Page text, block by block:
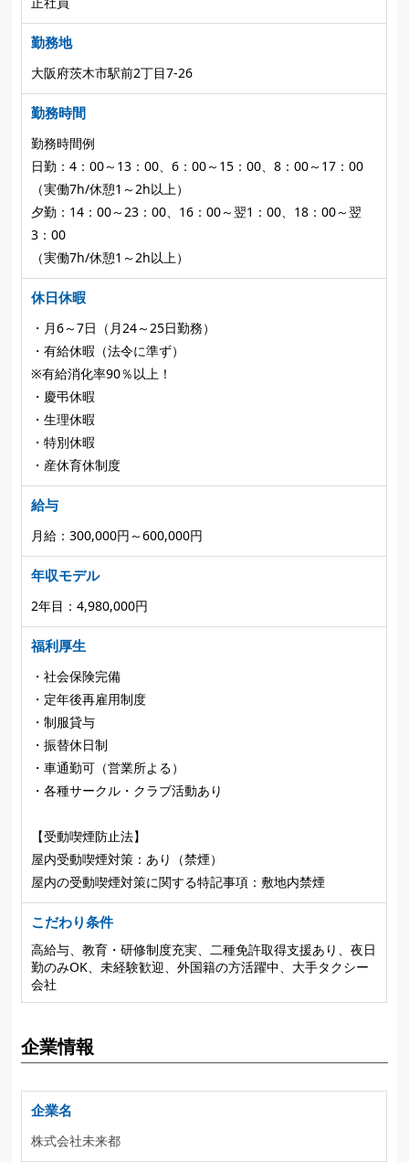
勤務地
大阪府茨木市駅前2丁目7-26
勤務時間
勤務時間例
日勤：4：00～13：00、6：00～15：00、8：00～17：00
（実働7h/休憩1～2h以上）
夕勤：14：00～23：00、16：00～翌1：00、18：00～翌
3：00
（実働7h/休憩1～2h以上）
休日休暇
・月6～7日（月24～25日勤務）
・有給休暇（法令に準ず）
※有給消化率90％以上！
・慶弔休暇
・生理休暇
・特別休暇
・産休育休制度
給与
月給：300,000円～600,000円
年収モデル
2年目：4,980,000円
福利厚生
・社会保険完備
・定年後再雇用制度
・制服貸与
・振替休日制
・車通勤可（営業所よる）
・各種サークル・クラブ活動あり
【受動喫煙防止法】
屋内受動喫煙対策：あり（禁煙）
屋内の受動喫煙対策に関する特記事項：敷地内禁煙
こだわり条件
高給与、教育・研修制度充実、二種免許取得支援あり、夜日
勤のみOK、未経験歓迎、外国籍の方活躍中、大手タクシー
会社
企業情報
企業名
株式会社未来都